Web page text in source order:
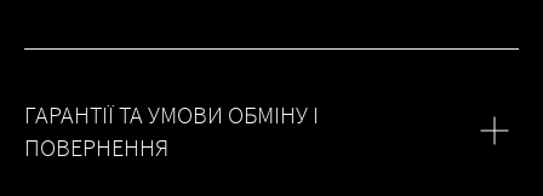
ГАРАНТІЇ ТА УМОВИ ОБМІНУ І
ПОВЕРНЕННЯ